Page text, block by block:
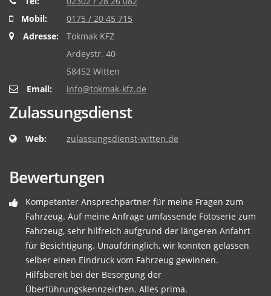
Mobil:
0175 / 20 45 715
Adresse:
Tokmak KFZ
Ardeystr. 40
58452 Witten
Email:
info@tokmak-kfz.de
Zulassungsdienst
Web: zulassungsdienst-witten.de
Bewertungen
Kompetenter Ansprechpartner für meine Fragen zum
Fahrzeug. Auf meine Anfrage umfassende Fotoserie zum
Fahrzeug, sehr hilfreich aufgrund der längeren Anfahrt
für Besichtigung. Unaufdringlich, wir konnten gelassen
selber einen Eindruck vom Fahrzeug gewinnen.
Hilfsbereit bei der Besorgung der
Überführungskennzeichen. Alles prima.